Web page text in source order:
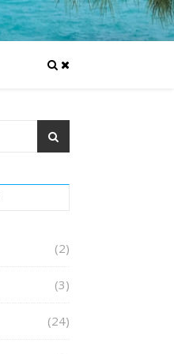
(2)
(3)
(24)